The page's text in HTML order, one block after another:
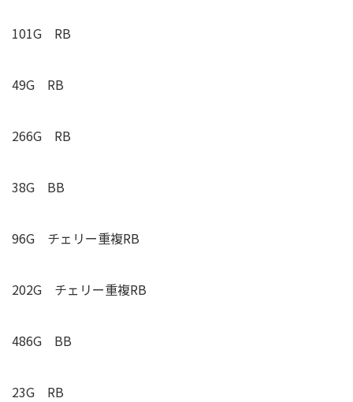
101G RB
49G RB
266G RB
38G BB
96G チェリー重複RB
202G チェリー重複RB
486G BB
23G RB